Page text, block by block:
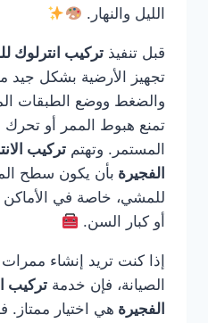
الليل والنهار.
قبل تنفيذ تركيب انترلوك
تجهيز الأرضية بشكل جيد
والضغط ووضع الطبقات
تمنع هبوط الممر أو تحرك
المستمر. وتهتم تركيب
الفجيرة بأن يكون سطح
للمشي، خاصة في الأماكن
أو كبار السن.
إذا كنت تريد إنشاء
الصيانة، فإن خدمة تركيب
الفجيرة هي اختيار